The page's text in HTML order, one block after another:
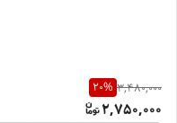
3,480,000
20%
2,750,000